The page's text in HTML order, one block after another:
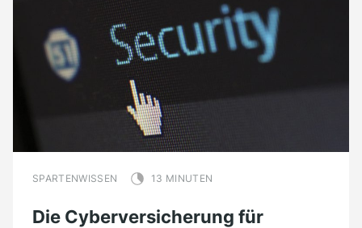
SPARTENWISSEN 13 MINUTEN
Die Cyberversicherung für